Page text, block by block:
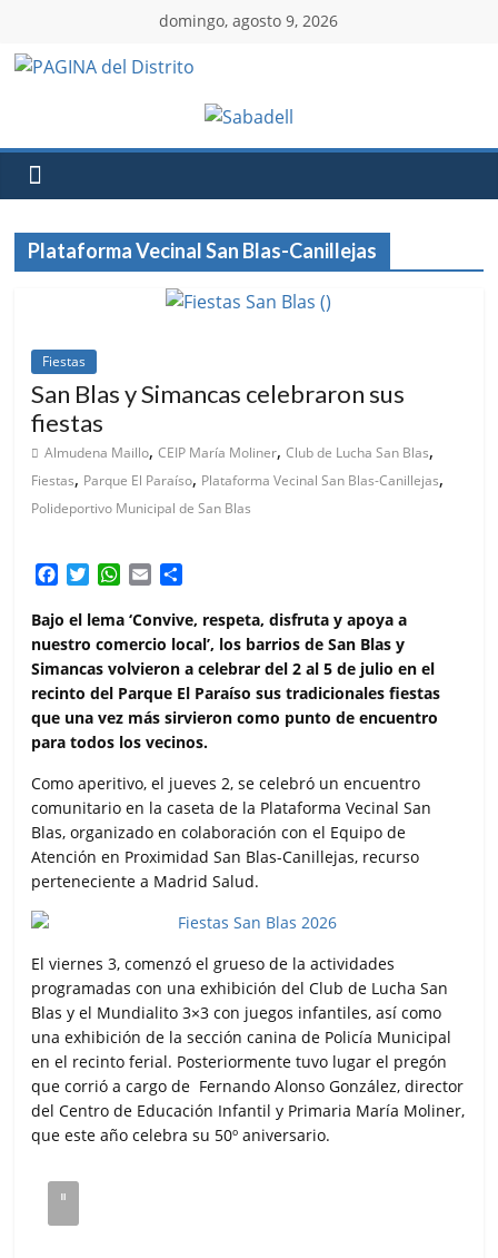
domingo, agosto 9, 2026
Plataforma Vecinal San Blas-Canillejas
Fiestas
San Blas y Simancas celebraron sus
fiestas
Almudena Maillo,CEIP María Moliner,Club de Lucha San Blas,
Fiestas, Parque El Paraíso, Plataforma Vecinal San Blas-Canillejas,
Polideportivo Municipal de San Blas
c
e
b
o
k
i
t
t
e
W
a
t
s
A
p
a
i
l
m
p
a
r
i
r
Bajo el lema ‘Convive, respeta, disfruta y apoya a
nuestro comercio local’, los barrios de San Blas y
Simancas volvieron a celebrar del 2 al 5 de julio en el
recinto del Parque El Paraíso sus tradicionales fiestas
que una vez más sirvieron como punto de encuentro
para todos los vecinos.
Como aperitivo, el jueves 2, se celebró un encuentro
comunitario en la caseta de la Plataforma Vecinal San
Blas, organizado en colaboración con el Equipo de
Atención en Proximidad San Blas-Canillejas, recurso
perteneciente a Madrid Salud.
El viernes 3, comenzó el grueso de la actividades
programadas con una exhibición del Club de Lucha San
Blas y el Mundialito 3×3 con juegos infantiles, así como
una exhibición de la sección canina de Policía Municipal
en el recinto ferial. Posteriormente tuvo lugar el pregón
que corrió a cargo de Fernando Alonso González, director
del Centro de Educación Infantil y Primaria María Moliner,
que este año celebra su 50º aniversario.